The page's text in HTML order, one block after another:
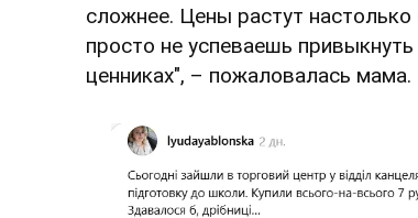
сложнее. Цены растут
просто не успеваешь
ценниках", – пожаловалась мама.